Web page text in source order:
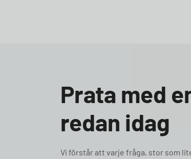
Prata med
redan idag
Vi förstår att varje fråga, stor som